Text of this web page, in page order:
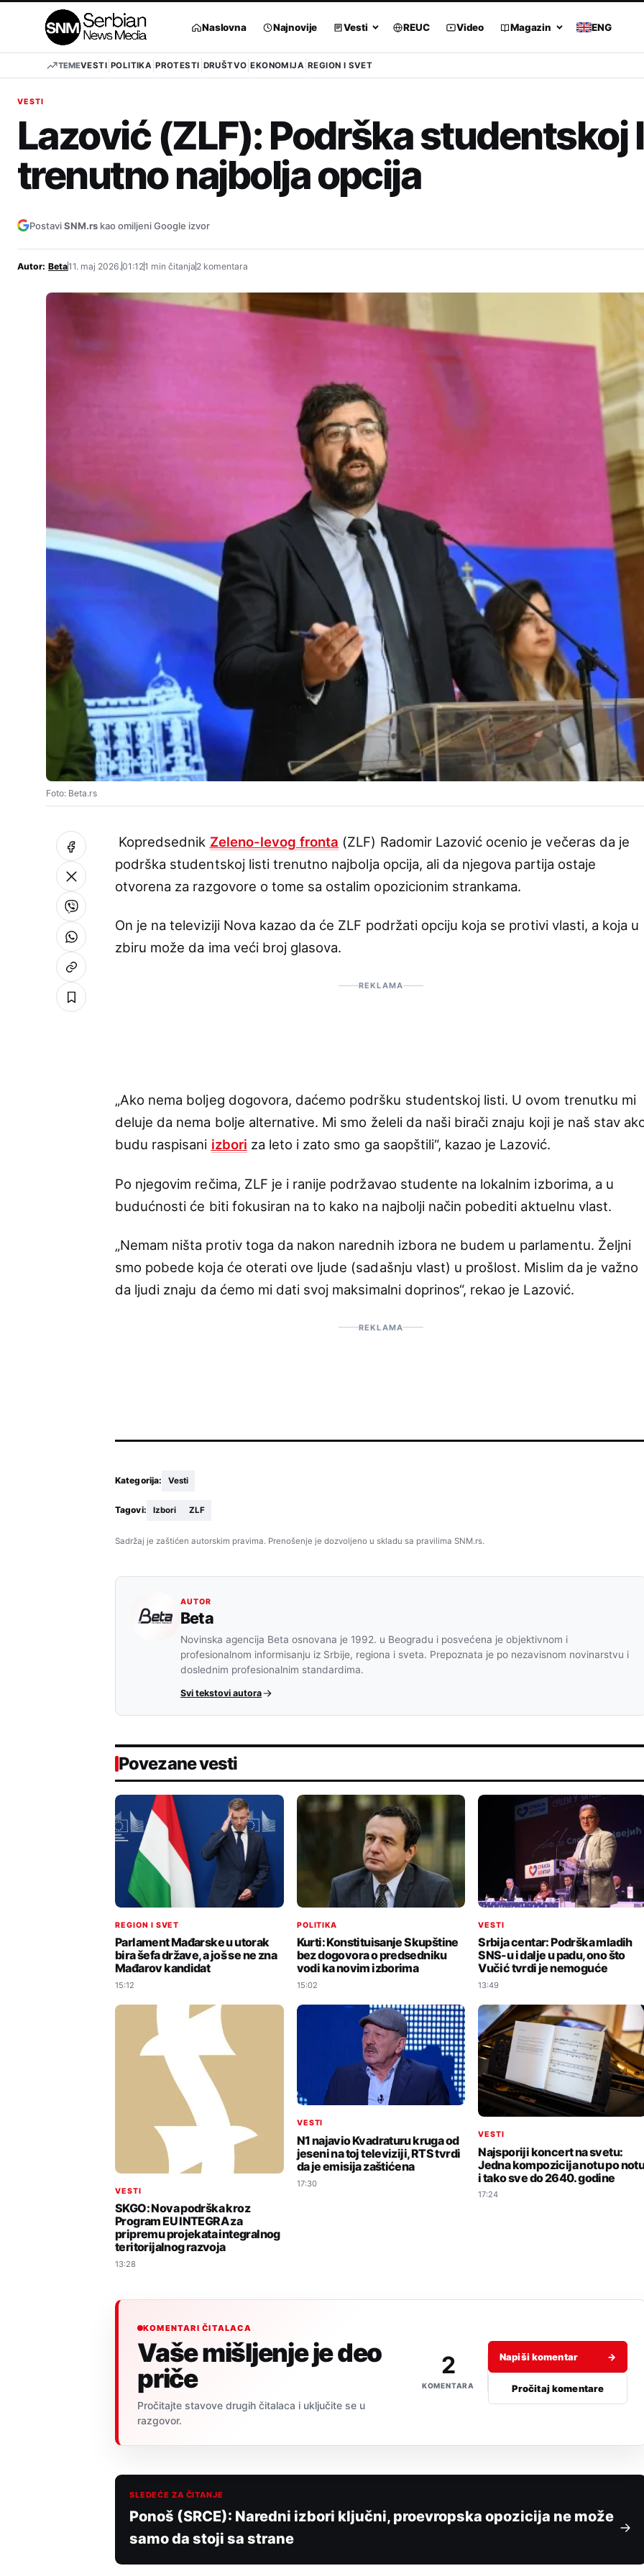
Naslovna Najnovije Vesti REUC Video Magazin ENG
TEMEVESTI POLITIKA PROTESTI DRUŠTVO EKONOMIJA REGION I SVET
VESTI
Lazović (ZLF): Podrška studentskoj
trenutno najbolja opcija
PostaviSNM.rs kao omiljeni Google izvor
Autor: Beta11. maj 2026.01:121 min čitanja 2 komentara
Foto: Beta.rs
Kopredsednik Zeleno-levog fronta (ZLF) Radomir Lazović ocenio je večeras da je
podrška studentskoj listi trenutno najbolja opcija, ali da njegova partija ostaje
otvorena za razgovore o tome sa ostalim opozicionim strankama.
On je na televiziji Nova kazao da će ZLF podržati opciju koja se protivi vlasti, a koja u
zbiru može da ima veći broj glasova.
REKLAMA
„Ako nema boljeg dogovora, daćemo podršku studentskoj listi. U ovom trenutku mi
deluje da nema bolje alternative. Mi smo želeli da naši birači znaju koji je naš stav
budu raspisani izbori za leto i zato smo ga saopštili“, kazao je Lazović.
Po njegovim rečima, ZLF je i ranije podržavao studente na lokalnim izborima, a u
budućnosti će biti fokusiran na to kako na najbolji način pobediti aktuelnu vlast.
„Nemam ništa protiv toga da nakon narednih izbora ne budem u parlamentu. Željni
smo pobede koja će oterati ove ljude (sadašnju vlast) u prošlost. Mislim da je važno
da ljudi znaju da ćemo mi dati svoj maksimalni doprinos“, rekao je Lazović.
REKLAMA
Kategorija: Vesti
Tagovi: Izbori ZLF
Sadržaj je zaštićen autorskim pravima. Prenošenje je dozvoljeno u skladu sa pravilima SNM.rs.
AUTOR
Beta
Novinska agencija Beta osnovana je 1992. u Beogradu i posvećena je objektivnom i
profesionalnom informisanju iz Srbije, regiona i sveta. Prepoznata je po nezavisnom novinarstvu i
doslednim profesionalnim standardima.
Svi tekstovi autora
Povezane vesti
REGION I SVET
Parlament Mađarske u utorak
bira šefa države, a još se ne zna
Mađarov kandidat
15:12
POLITIKA
Kurti: Konstituisanje Skupštine
bez dogovora o predsedniku
vodi ka novim izborima
15:02
VESTI
Srbija centar: Podrška mladih
SNS-u i dalje u padu, ono što
Vučić tvrdi je nemoguće
13:49
VESTI
SKGO: Nova podrška kroz
Program EU INTEGRA za
pripremu projekata integralnog
teritorijalnog razvoja
13:28
VESTI
N1 najavio Kvadraturu kruga od
jeseni na toj televiziji, RTS tvrdi
da je emisija zaštićena
17:30
VESTI
Najsporiji koncert na svetu:
Jedna kompozicija notu po
i tako sve do 2640. godine
17:24
KOMENTARI ČITALACA
Vaše mišljenje je deo
priče
Pročitajte stavove drugih čitalaca i uključite se u
razgovor.
2
KOMENTARA
Napiši komentar →
Pročitaj komentare
SLEDEĆE ZA ČITANJE
Ponoš (SRCE): Naredni izbori ključni, proevropska opozicija ne može
samo da stoji sa strane